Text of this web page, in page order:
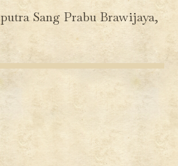
Sang Prabu Brawijaya,